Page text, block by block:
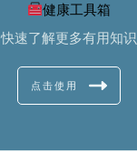
健康工具箱
快速了解更多有用知识
点击使用